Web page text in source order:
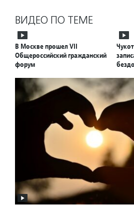
ВИДЕО ПО ТЕМЕ
В Москве прошел VII
Общероссийский гражданский
форум